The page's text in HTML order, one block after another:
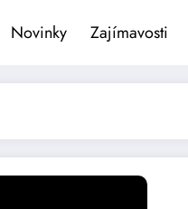
Novinky Zajímavosti